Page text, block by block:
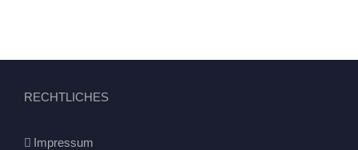
RECHTLICHES
Impressum